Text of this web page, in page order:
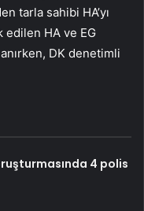
tarla sahibi HA’yı
edilen HA ve EG
DK denetimli
4 polis